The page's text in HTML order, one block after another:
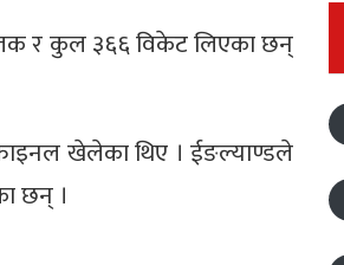
र कुल ३६६ विकेट लिएका छन्
खेलेका थिए । ईङल्याण्डले
छन् ।